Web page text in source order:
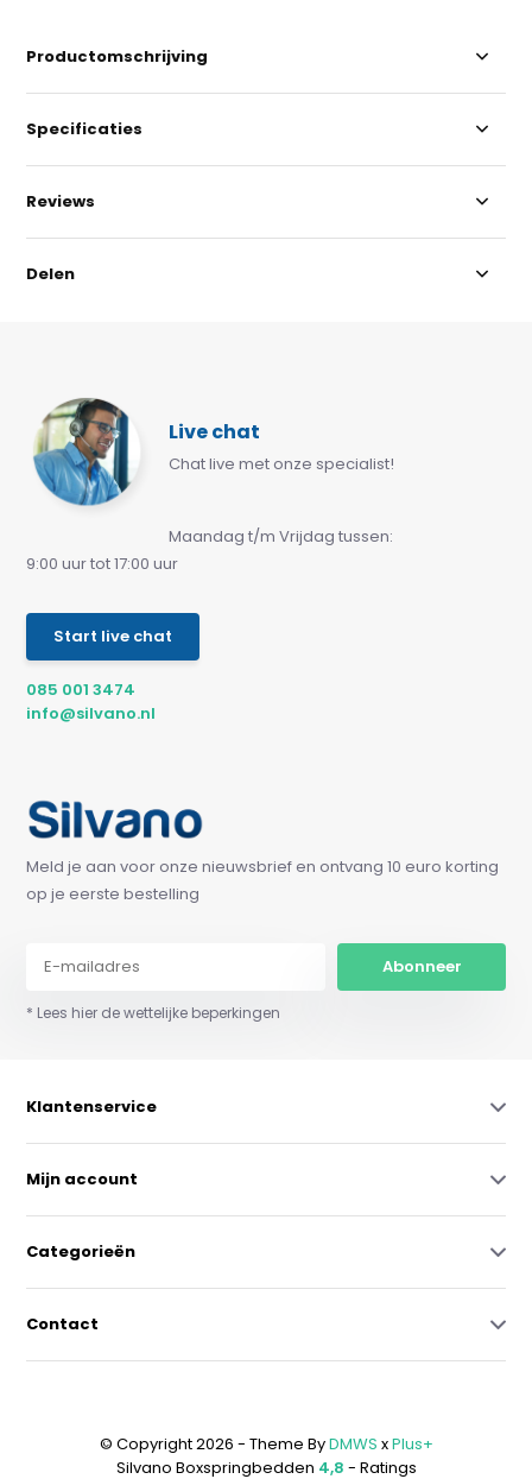
Productomschrijving
Specificaties
Reviews
Delen
Live chat
Chat live met onze specialist!
Maandag t/m Vrijdag tussen:
9:00 uur tot 17:00 uur
Start live chat
085 001 3474
info@silvano.nl
Meld je aan voor onze nieuwsbrief en ontvang 10 euro korting
op je eerste bestelling
Abonneer
* Lees hier de wettelijke beperkingen
Klantenservice
Mijn account
Categorieën
Contact
© Copyright 2026 - Theme ByDMWS xPlus+
Silvano Boxspringbedden 4,8 - Ratings